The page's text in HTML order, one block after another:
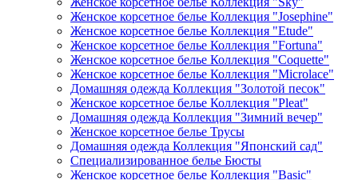
Женское корсетное белье Коллекция "Josephine"
Женское корсетное белье Коллекция "Etude"
Женское корсетное белье Коллекция "Fortuna"
Женское корсетное белье Коллекция "Coquette"
Женское корсетное белье Коллекция "Microlace"
Домашняя одежда Коллекция "Золотой песок"
Женское корсетное белье Коллекция "Pleat"
Домашняя одежда Коллекция "Зимний вечер"
Женское корсетное белье Трусы
Домашняя одежда Коллекция "Японский сад"
Специализированное белье Бюсты
Женское корсетное белье Коллекция "Basic"